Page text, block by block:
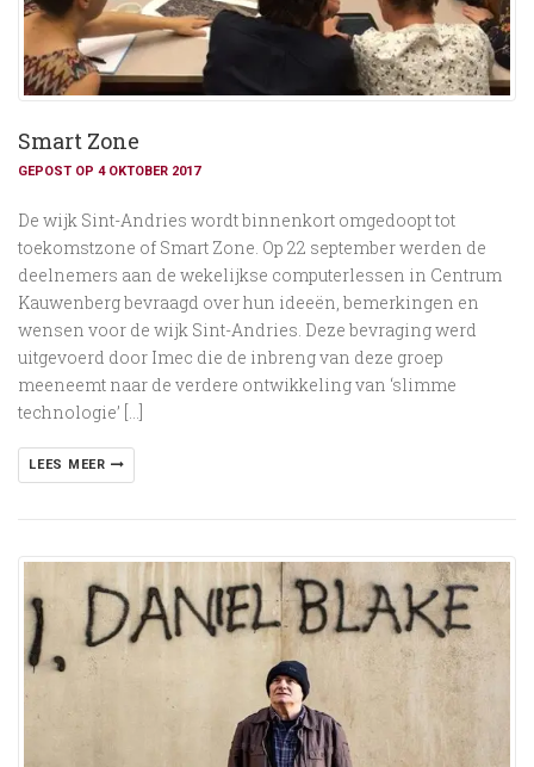
Smart Zone
GEPOST OP 4 OKTOBER 2017
De wijk Sint-Andries wordt binnenkort omgedoopt tot
toekomstzone of Smart Zone. Op 22 september werden de
deelnemers aan de wekelijkse computerlessen in Centrum
Kauwenberg bevraagd over hun ideeën, bemerkingen en
wensen voor de wijk Sint-Andries. Deze bevraging werd
uitgevoerd door Imec die de inbreng van deze groep
meeneemt naar de verdere ontwikkeling van ‘slimme
technologie’ […]
LEES MEER